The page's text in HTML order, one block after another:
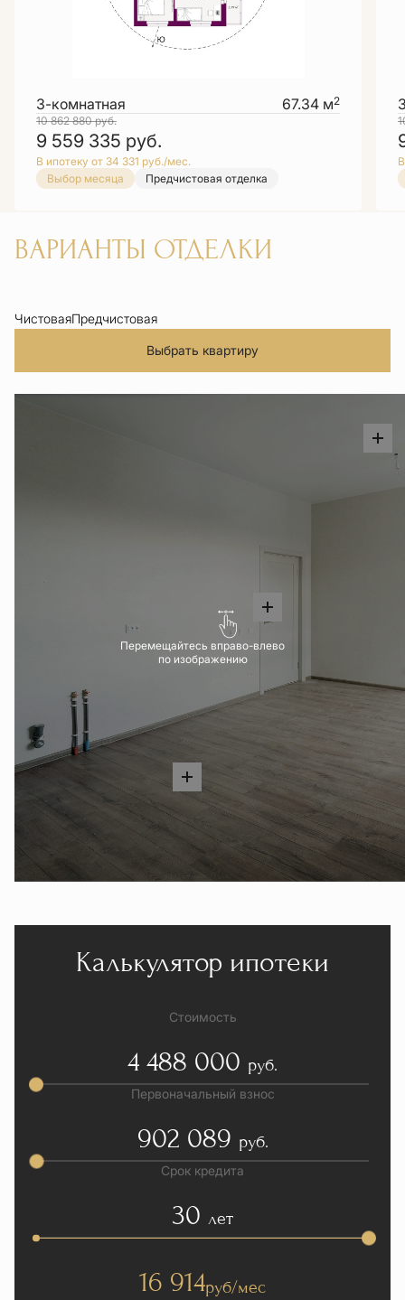
3-комнатная 67.34 м2
10 862 880руб.
9 559 335 руб.
В ипотеку от 34 331 руб./мес.
Выбор месяца
Предчистовая отделка
ВАРИАНТЫ ОТДЕЛКИ
ЧистоваяПредчистовая
Выбрать квартиру
Перемещайтесь вправо-влево
по изображению
Калькулятор ипотеки
Стоимость
4 488 000 руб.
Первоначальный взнос
902 089 руб.
Срок кредита
30 лет
16 914руб/мес